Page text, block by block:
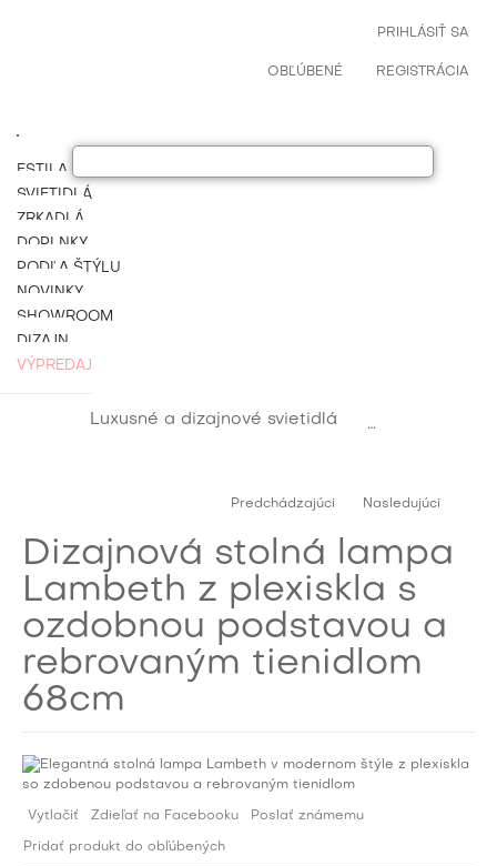
PRIHLÁSIŤ SA
REGISTRÁCIA
OBĽÚBENÉ
ESTILA NÁBYTOK
SVIETIDLÁ
ZRKADLÁ
DOPLNKY
PODĽA ŠTÝLU
NOVINKY
SHOWROOM
DIZAJN
VÝPREDAJ
Luxusné a dizajnové svietidlá
Predchádzajúci Nasledujúci
Dizajnová stolná lampa
Lambeth z plexiskla s
ozdobnou podstavou a
rebrovaným tienidlom
68cm
Vytlačiť Zdieľať na Facebooku Poslať známemu
Pridať produkt do obľúbených